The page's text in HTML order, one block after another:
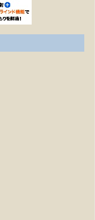
はありますか？